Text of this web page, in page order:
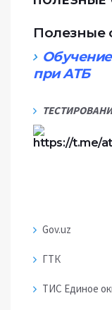
Полезные
при АТБ
Gov.uz
ГТК
ТИС Единое